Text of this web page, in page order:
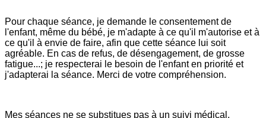
Pour chaque séance, je demande le consentement de
l'enfant, même du bébé, je m'adapte à ce qu'il m'autorise et à
ce qu'il à envie de faire, afin que cette séance lui soit
agréable. En cas de refus, de désengagement, de grosse
fatigue...; je respecterai le besoin de l'enfant en priorité et
j'adapterai la séance. Merci de votre compréhension.
Mes séances ne se substitues pas à un suivi médical.